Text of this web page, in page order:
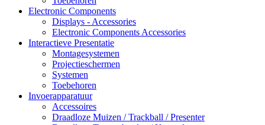
Electronic Components
Displays - Accessories
Electronic Components Accessories
Interactieve Presentatie
Montagesystemen
Projectieschermen
Systemen
Toebehoren
Invoerapparatuur
Accessoires
Draadloze Muizen / Trackball / Presenter